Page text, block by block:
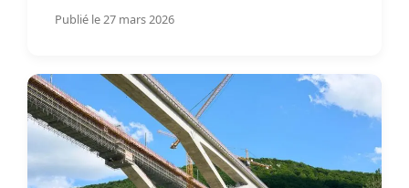
Publié le 27 mars 2026